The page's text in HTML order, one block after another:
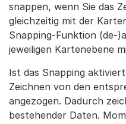
snappen, wenn Sie das
gleichzeitig mit der
Snapping-Funktion (de-
jeweiligen Kartenebene
Ist das Snapping
Zeichnen von den
angezogen. Dadurch
bestehender Daten.